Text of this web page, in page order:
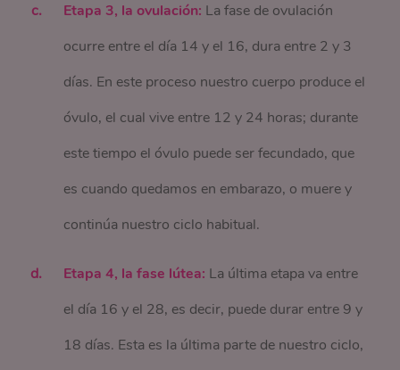
Etapa 3, la ovulación: La fase de ovulación
ocurre entre el día 14 y el 16, dura entre 2 y 3
días. En este proceso nuestro cuerpo produce el
óvulo, el cual vive entre 12 y 24 horas; durante
este tiempo el óvulo puede ser fecundado, que
es cuando quedamos en embarazo, o muere y
continúa nuestro ciclo habitual.
Etapa 4, la fase lútea: La última etapa va entre
el día 16 y el 28, es decir, puede durar entre 9 y
18 días. Esta es la última parte de nuestro ciclo,